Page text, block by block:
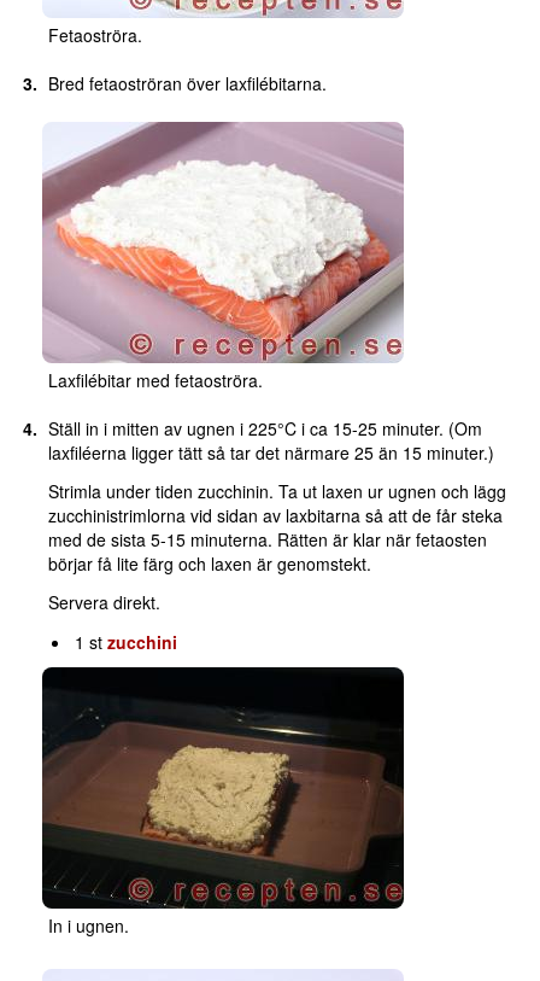
Fetaoströra.
Bred fetaoströran över laxfilébitarna.
Laxfilébitar med fetaoströra.
Ställ in i mitten av ugnen i 225°C i ca 15-25 minuter. (Om
laxfiléerna ligger tätt så tar det närmare 25 än 15 minuter.)
Strimla under tiden zucchinin. Ta ut laxen ur ugnen och lägg
zucchinistrimlorna vid sidan av laxbitarna så att de får steka
med de sista 5-15 minuterna. Rätten är klar när fetaosten
börjar få lite färg och laxen är genomstekt.
Servera direkt.
1 stzucchini
In i ugnen.